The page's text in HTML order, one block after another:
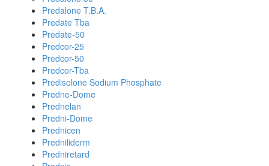
Predalone T.B.A.
Predate Tba
Predate-50
Predcor-25
Predcor-50
Predcor-Tba
Predisolone Sodium Phosphate
Predne-Dome
Prednelan
Predni-Dome
Prednicen
Predniliderm
Predniretard